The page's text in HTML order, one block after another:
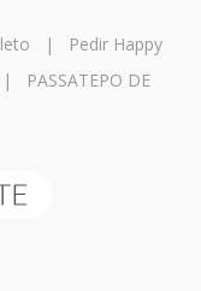
|
Pedir Happy
|
PASSATEPO DE